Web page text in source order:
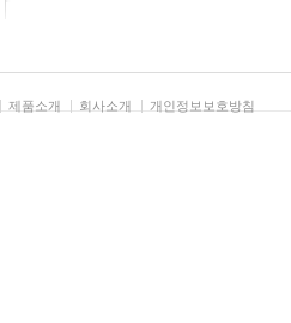
제품소개 회사소개 개인정보보호방침